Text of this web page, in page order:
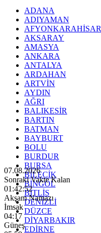
ADANA
ADIYAMAN
AFYONKARAHİSAR
AKSARAY
AMASYA
ANKARA
ANTALYA
ARDAHAN
ARTVİN
AYDIN
AĞRI
BALIKESİR
BARTIN
BATMAN
BAYBURT
BOLU
BURDUR
BURSA
BİLECİK
BİNGÖL
BİTLİS
DENİZLİ
DÜZCE
DİYARBAKIR
EDİRNE
07.08.2026
Sonraki Vakte Kalan
01:42:50
Akşam Namazı
İmsak
04:17
Güneş